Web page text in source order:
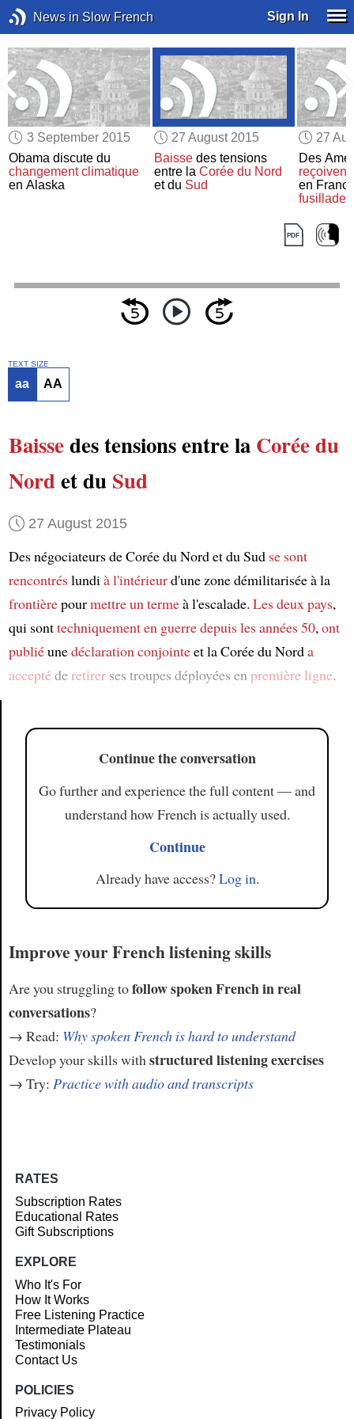
News in Slow French Sign In
3 September 2015
Obama discute du
changement climatique
en Alaska
27 August 2015
Baissedes tensions
entre la Corée du Nord
et du Sud
27
Des
reçoivent
en
fusillade
TEXT SIZE
aa AA
Baissedes tensions entre la Corée du
Nordet du Sud
27 August 2015
Des négociateurs de Corée du Nord et du Sud se sont
rencontréslundià l'intérieurd'une zone démilitarisée à la
frontièrepourmettre un termeà l'escalade. Les deux pays,
qui sonttechniquementen guerredepuis les années 50,ont
publiéunedéclaration conjointeet la Corée du Norda
acceptéderetirerses troupes déployées enpremière ligne.
Continue the conversation
Go further and experience the full content — and
understand how French is actually used.
Continue
Already have access?Log in.
Improve your French listening skills
Are you struggling tofollow spoken French in real
conversations?
→ Read: Why spoken French is hard to understand
Develop your skills with structured listening exercises
→ Try: Practice with audio and transcripts
RATES
Subscription Rates
Educational Rates
Gift Subscriptions
EXPLORE
Who It's For
How It Works
Free Listening Practice
Intermediate Plateau
Testimonials
Contact Us
POLICIES
Privacy Policy